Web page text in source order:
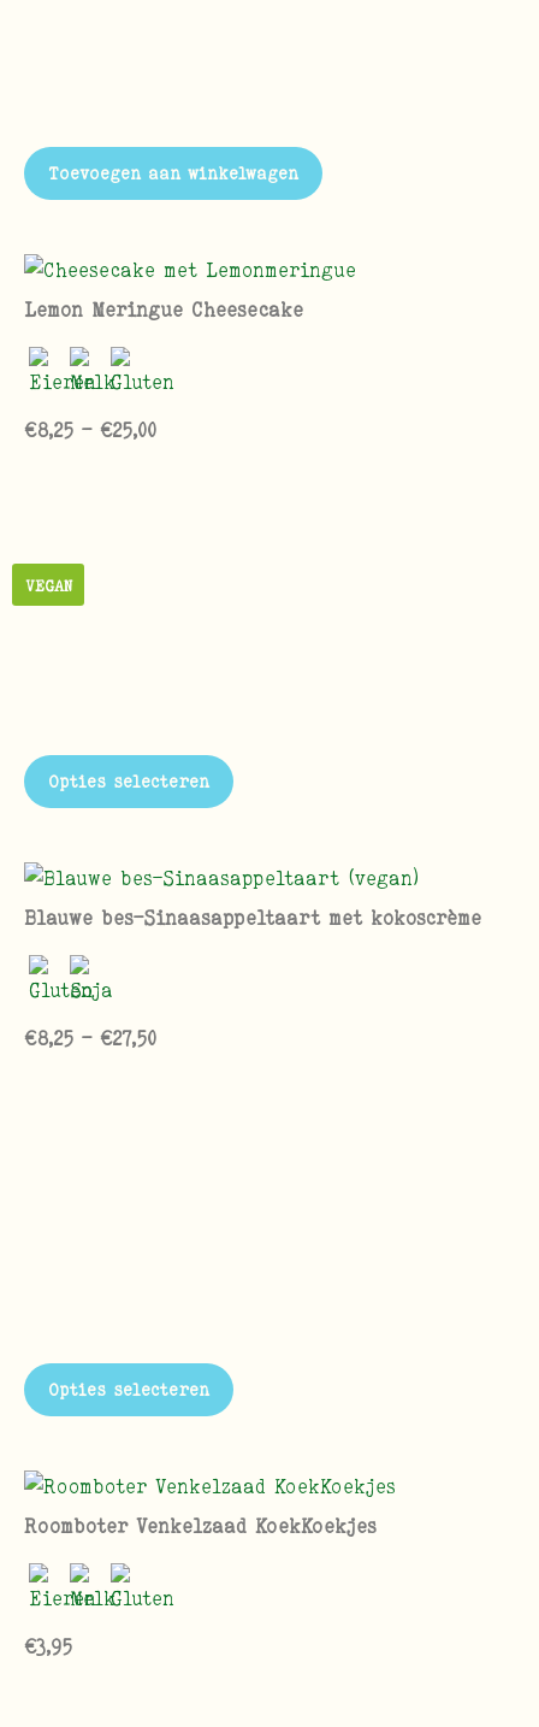
Toevoegen aan winkelwagen
Lemon Meringue Cheesecake
€8,25 - €25,00
Opties selecteren
VEGAN
Blauwe bes-Sinaasappeltaart met kokoscrème
€8,25 - €27,50
Opties selecteren
Roomboter Venkelzaad KoekKoekjes
€3,95